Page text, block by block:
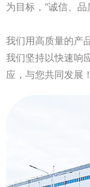
为目标，“诚信、品
我们用高质量的产
我们坚持以快速响
应，与您共同发展！